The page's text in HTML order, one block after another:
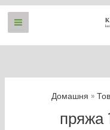
Перейти
Домашня
пряжа